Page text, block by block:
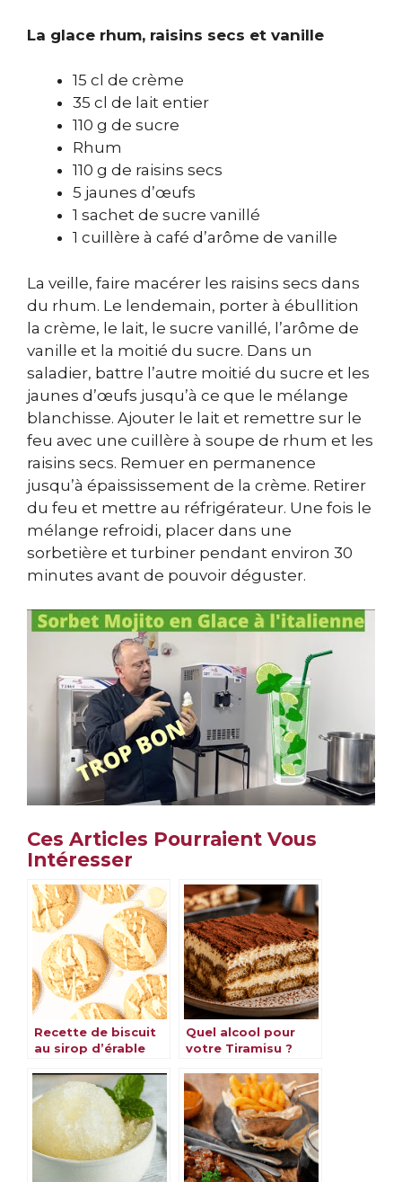
La glace rhum, raisins secs et vanille
15 cl de crème
35 cl de lait entier
110 g de sucre
Rhum
110 g de raisins secs
5 jaunes d’œufs
1 sachet de sucre vanillé
1 cuillère à café d’arôme de vanille
La veille, faire macérer les raisins secs dans
du rhum. Le lendemain, porter à ébullition
la crème, le lait, le sucre vanillé, l’arôme de
vanille et la moitié du sucre. Dans un
saladier, battre l’autre moitié du sucre et les
jaunes d’œufs jusqu’à ce que le mélange
blanchisse. Ajouter le lait et remettre sur le
feu avec une cuillère à soupe de rhum et les
raisins secs. Remuer en permanence
jusqu’à épaississement de la crème. Retirer
du feu et mettre au réfrigérateur. Une fois le
mélange refroidi, placer dans une
sorbetière et turbiner pendant environ 30
minutes avant de pouvoir déguster.
Ces Articles Pourraient Vous
Intéresser
Recette de biscuit
au sirop d’érable
Quel alcool pour
votre Tiramisu ?